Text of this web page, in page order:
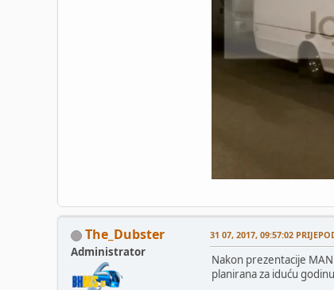
The_Dubster
Administrator
31 07, 2017, 09:57:02
Nakon prezentacije
planirana za iduću